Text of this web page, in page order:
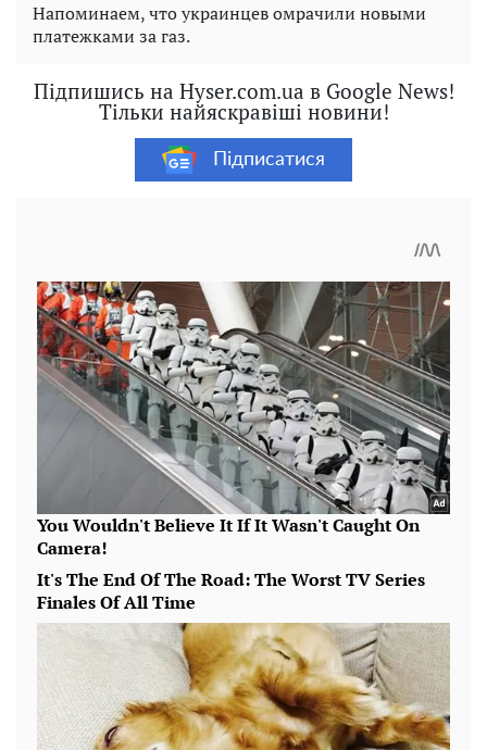
Напоминаем, что украинцев омрачили новыми
платежками за газ.
Підпишись на Hyser.com.ua в Google News!
Тільки найяскравіші новини!
Підписатися